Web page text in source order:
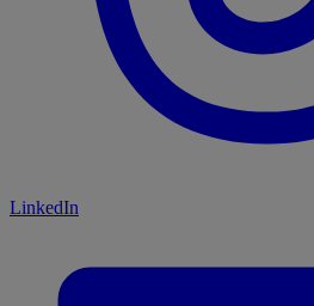
LinkedIn